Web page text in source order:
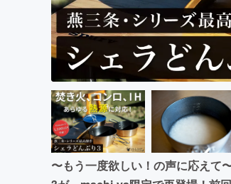
〜もう一度欲しい！の声に応えて